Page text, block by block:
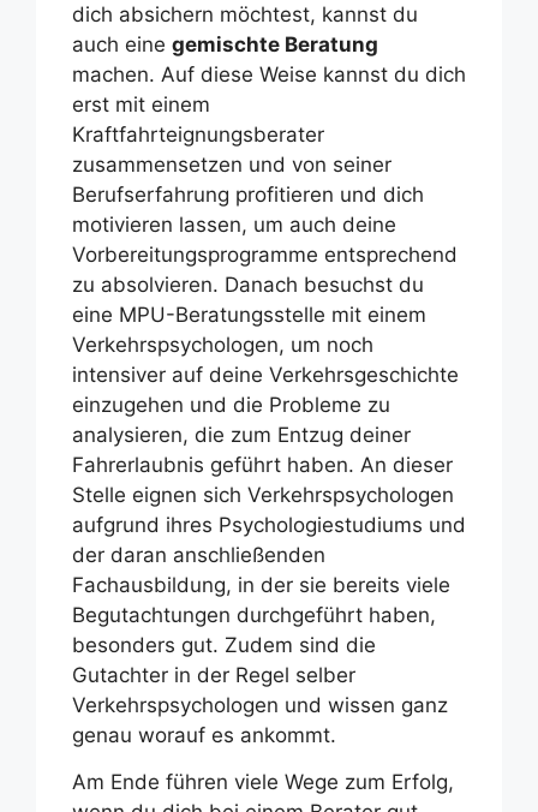
dich absichern möchtest, kannst du
auch eine gemischte Beratung
machen. Auf diese Weise kannst du dich
erst mit einem
Kraftfahrteignungsberater
zusammensetzen und von seiner
Berufserfahrung profitieren und dich
motivieren lassen, um auch deine
Vorbereitungsprogramme entsprechend
zu absolvieren. Danach besuchst du
eine MPU-Beratungsstelle mit einem
Verkehrspsychologen, um noch
intensiver auf deine Verkehrsgeschichte
einzugehen und die Probleme zu
analysieren, die zum Entzug deiner
Fahrerlaubnis geführt haben. An dieser
Stelle eignen sich Verkehrspsychologen
aufgrund ihres Psychologiestudiums und
der daran anschließenden
Fachausbildung, in der sie bereits viele
Begutachtungen durchgeführt haben,
besonders gut. Zudem sind die
Gutachter in der Regel selber
Verkehrspsychologen und wissen ganz
genau worauf es ankommt.
Am Ende führen viele Wege zum Erfolg,